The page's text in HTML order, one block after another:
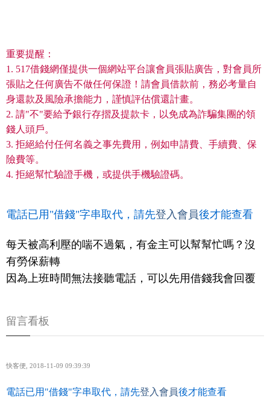
重要提醒：
1. 517借錢網僅提供一個網站平台讓會員張貼廣告，對會員所
張貼之任何廣告不做任何保證！請會員借款前，務必考量自
身還款及風險承擔能力，謹慎評估償還計畫。
2. 請"不"要給予銀行存摺及提款卡，以免成為詐騙集團的領
錢人頭戶。
3. 拒絕給付任何名義之事先費用，例如申請費、手續費、保
險費等。
4. 拒絕幫忙驗證手機，或提供手機驗證碼。
電話已用"借錢"字串取代，請先登入會員後才能查看
每天被高利壓的喘不過氣，有金主可以幫幫忙嗎？沒
有勞保薪轉
因為上班時間無法接聽電話，可以先用借錢我會回覆
留言看板
快客便 2018-11-09 09:39:39
電話已用"借錢"字串取代，請先登入會員後才能查看